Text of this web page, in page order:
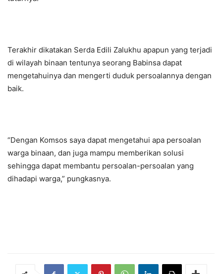
Terakhir dikatakan Serda Edili Zalukhu apapun yang terjadi
di wilayah binaan tentunya seorang Babinsa dapat
mengetahuinya dan mengerti duduk persoalannya dengan
baik.
“Dengan Komsos saya dapat mengetahui apa persoalan
warga binaan, dan juga mampu memberikan solusi
sehingga dapat membantu persoalan-persoalan yang
dihadapi warga,” pungkasnya.